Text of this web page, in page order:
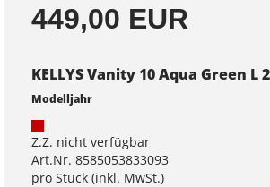
449,00 EUR
KELLYS Vanity 10 Aqua Green L
Modelljahr
Z.Z. nicht verfügbar
Art.Nr. 8585053833093
pro Stück (inkl. MwSt.)